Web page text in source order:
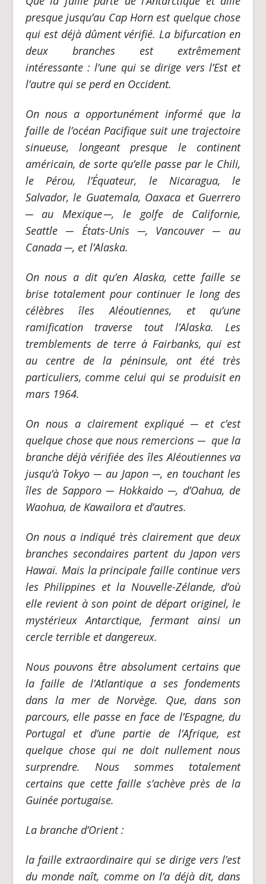
presque jusqu’au Cap Horn est quelque chose
qui est déjà dûment vérifié. La bifurcation en
deux branches est extrêmement
intéressante : l’une qui se dirige vers l’Est et
l’autre qui se perd en Occident.
On nous a opportunément informé que la
faille de l’océan Pacifique suit une trajectoire
sinueuse, longeant presque le continent
américain, de sorte qu’elle passe par le Chili,
le Pérou, l’Équateur, le Nicaragua, le
Salvador, le Guatemala, Oaxaca et Guerrero
─au Mexique─, le golfe de Californie,
Seattle ─États-Unis ─, Vancouver─ au
Canada ─, et l’Alaska.
On nous a dit qu’en Alaska, cette faille se
brise totalement pour continuer le long des
célèbres îles Aléoutiennes, et qu’une
ramification traverse tout l’Alaska. Les
tremblements de terre à Fairbanks, qui est
au centre de la péninsule, ont été très
particuliers, comme celui qui se produisit en
mars 1964.
On nous a clairement expliqué─ et c’est
quelque chose que nous remercions ─que la
branche déjà vérifiée des îles Aléoutiennes va
jusqu’à Tokyo─ au Japon ─, en touchant les
îles de Sapporo ─Hokkaido─, d’Oahua, de
Waohua, de Kawailora et d’autres.
On nous a indiqué très clairement que deux
branches secondaires partent du Japon vers
Hawaï. Mais la principale faille continue vers
les Philippines et la Nouvelle-Zélande, d’où
elle revient à son point de départ originel, le
mystérieux Antarctique, fermant ainsi un
cercle terrible et dangereux.
Nous pouvons être absolument certains que
la faille de l’Atlantique a ses fondements
dans la mer de Norvège. Que, dans son
parcours, elle passe en face de l’Espagne, du
Portugal et d’une partie de l’Afrique, est
quelque chose qui ne doit nullement nous
surprendre. Nous sommes totalement
certains que cette faille s’achève près de la
Guinée portugaise.
La branche d’Orient :
la faille extraordinaire qui se dirige vers l’est
du monde naît, comme on l’a déjà dit, dans